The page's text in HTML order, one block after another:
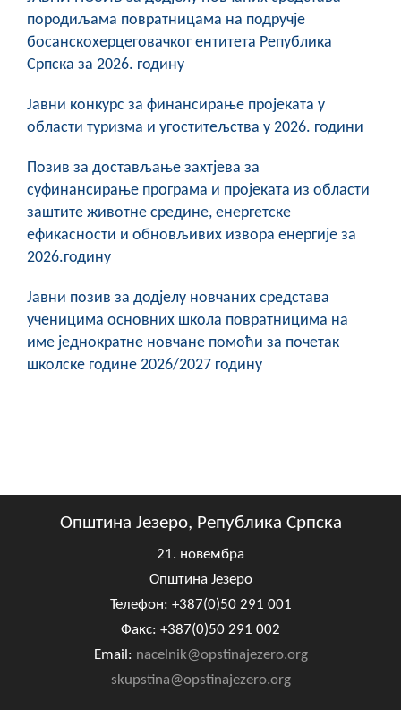
породиљама повратницама на подручје
босанскохерцеговачког ентитета Република
Српска за 2026. годину
Јавни конкурс за финансирање пројеката у
области туризма и угоститељства у 2026. години
Позив за достављање захтјева за
суфинансирање програма и пројеката из области
заштите животне средине, енергетске
ефикасности и обновљивих извора енергије за
2026.годину
Јавни позив за додјелу новчаних средстава
ученицима основних школа повратницима на
име једнократне новчане помоћи за почетак
школске године 2026/2027 годину
Општина Језеро, Република Српска
21. новембра
Општина Језеро
Телефон: +387(0)50 291 001
Факс: +387(0)50 291 002
Email: nacelnik@opstinajezero.org
skupstina@opstinajezero.org